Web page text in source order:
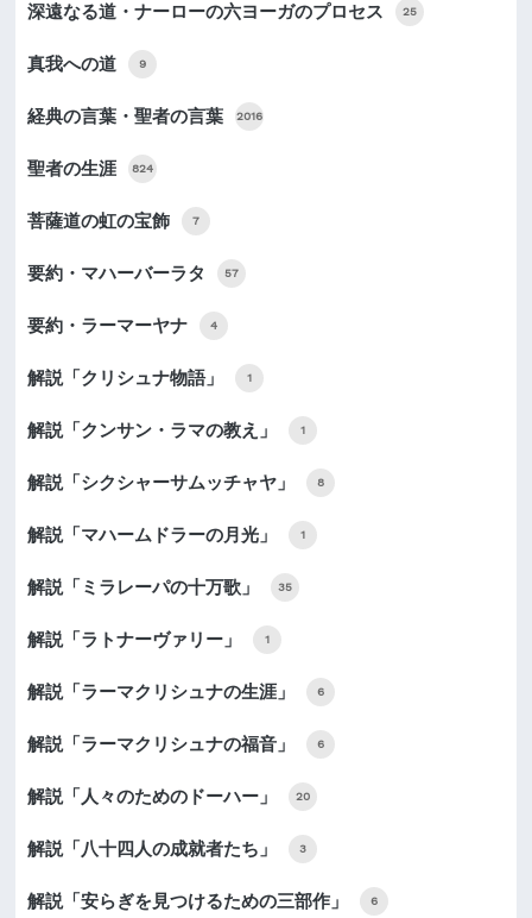
深遠なる道・ナーローの六ヨーガのプロセス 25
真我への道 9
経典の言葉・聖者の言葉 2016
聖者の生涯 824
菩薩道の虹の宝飾 7
要約・マハーバーラタ 57
要約・ラーマーヤナ 4
解説「クリシュナ物語」 1
解説「クンサン・ラマの教え」 1
解説「シクシャーサムッチャヤ」 8
解説「マハームドラーの月光」 1
解説「ミラレーパの十万歌」 35
解説「ラトナーヴァリー」 1
解説「ラーマクリシュナの生涯」 6
解説「ラーマクリシュナの福音」 6
解説「人々のためのドーハー」 20
解説「八十四人の成就者たち」 3
解説「安らぎを見つけるための三部作」 6